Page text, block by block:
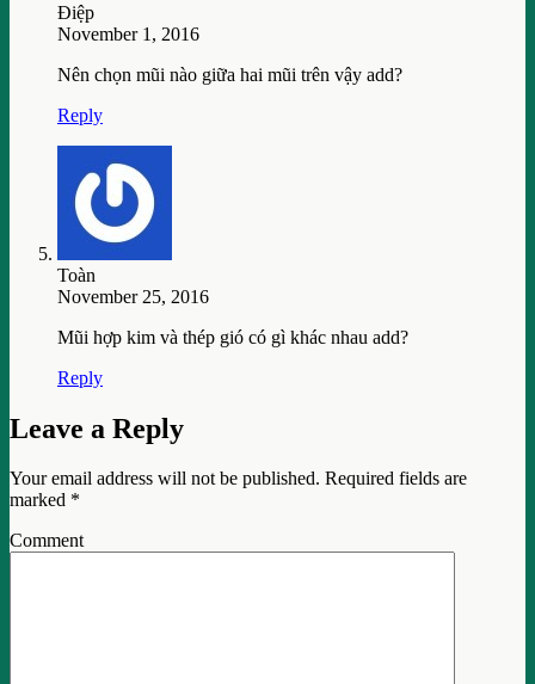
Điệp
November 1, 2016
Nên chọn mũi nào giữa hai mũi trên vậy add?
Reply
Toàn
November 25, 2016
Mũi hợp kim và thép gió có gì khác nhau add?
Reply
Leave a Reply
Your email address will not be published. Required fields are
marked *
Comment